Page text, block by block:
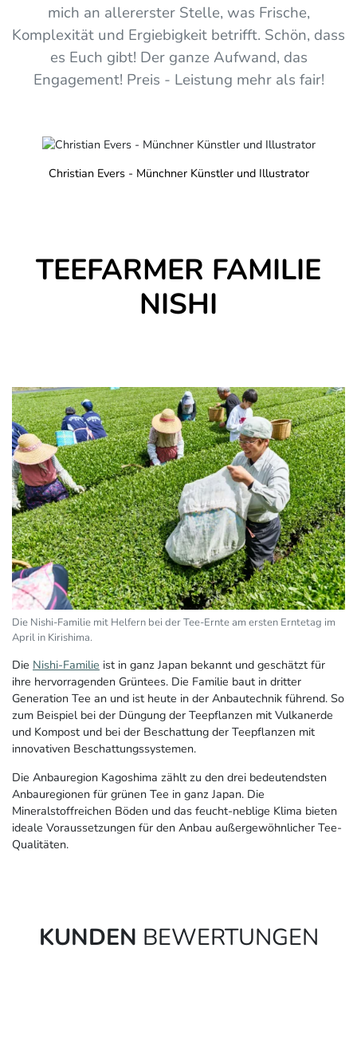
mich an allererster Stelle, was Frische,
Komplexität und Ergiebigkeit betrifft. Schön, dass
es Euch gibt! Der ganze Aufwand, das
Engagement! Preis - Leistung mehr als fair!
Christian Evers - Münchner Künstler und Illustrator
TEEFARMER FAMILIE
NISHI
Die Nishi-Familie mit Helfern bei der Tee-Ernte am ersten Erntetag im
April in Kirishima.
Die Nishi-Familie ist in ganz Japan bekannt und geschätzt für
ihre hervorragenden Grüntees. Die Familie baut in dritter
Generation Tee an und ist heute in der Anbautechnik führend. So
zum Beispiel bei der Düngung der Teepflanzen mit Vulkanerde
und Kompost und bei der Beschattung der Teepflanzen mit
innovativen Beschattungssystemen.
Die Anbauregion Kagoshima zählt zu den drei bedeutendsten
Anbauregionen für grünen Tee in ganz Japan. Die
Mineralstoffreichen Böden und das feucht-neblige Klima bieten
ideale Voraussetzungen für den Anbau außergewöhnlicher Tee-
Qualitäten.
KUNDEN BEWERTUNGEN